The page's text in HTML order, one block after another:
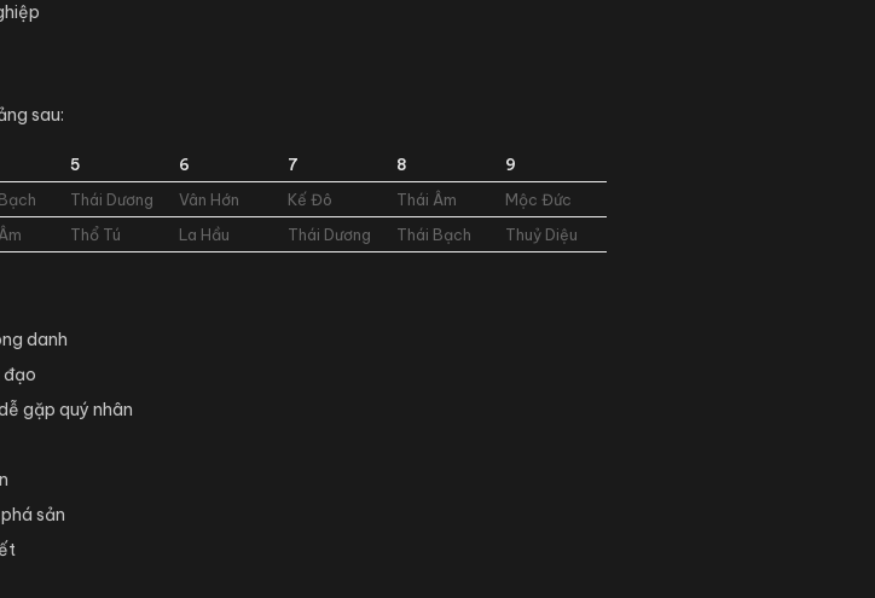
sau:
5 6 7 8
9
Thái Dương Vân Hớn Kế Đô Thái Âm
Mộc Đức
Thổ Tú La Hầu Thái Dương Thái Bạch Thuỷ Diệu
danh
đạo
gặp quý nhân
sản